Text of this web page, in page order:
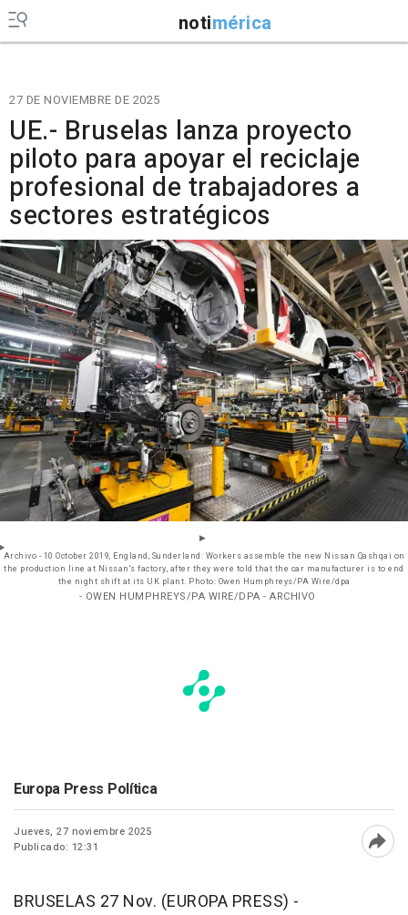
notimérica
27 DE NOVIEMBRE DE 2025
UE.- Bruselas lanza proyecto
piloto para apoyar el reciclaje
profesional de trabajadores a
sectores estratégicos
Archivo - 10 October 2019, England, Sunderland: Workers assemble the new Nissan Qashqai on
the production line at Nissan's factory, after they were told that the car manufacturer is to end
the night shift at its UK plant. Photo: Owen Humphreys/PA Wire/dpa
- OWEN HUMPHREYS/PA WIRE/DPA - ARCHIVO
Europa Press Política
Jueves, 27 noviembre 2025
Publicado: 12:31
BRUSELAS 27 Nov. (EUROPA PRESS) -